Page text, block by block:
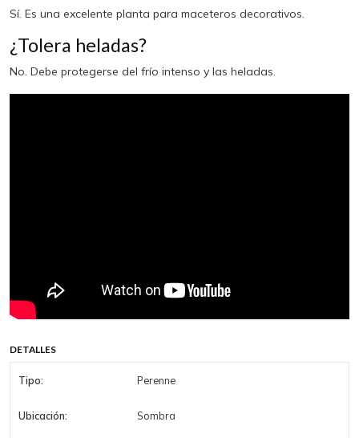
Sí. Es una excelente planta para maceteros decorativos.
¿Tolera heladas?
No. Debe protegerse del frío intenso y las heladas.
DETALLES
Tipo: Perenne
Ubicación: Sombra